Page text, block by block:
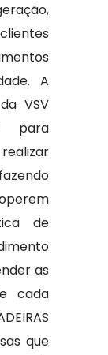
A
VSV
para
de
as
cada
que